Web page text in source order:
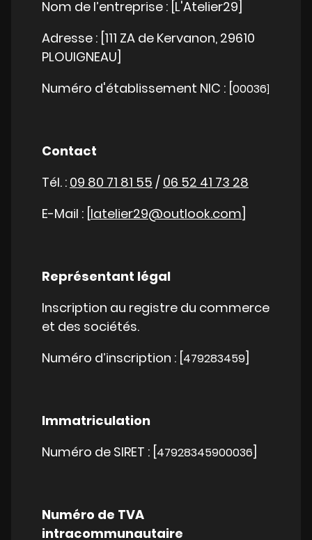
Nom de l’entreprise : [L'Atelier29]
Adresse : [111 ZA de Kervanon, 29610
PLOUIGNEAU]
Numéro d'établissement NIC : [ 00036
Contact
Tél. : 09 80 71 81 55 / 06 52 41 73 28
E-Mail : [ latelier29@outlook.com
Représentant légal
Inscription au registre du commerce
et des sociétés.
Numéro d’inscription : [ 479283459
Immatriculation
Numéro de SIRET : [ 47928345900036
Numéro de TVA
intracommunautaire